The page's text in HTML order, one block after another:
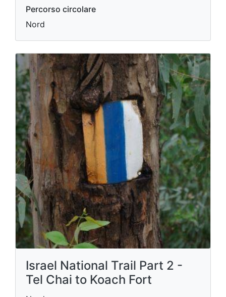
Percorso circolare
Nord
Israel National Trail Part 2 -
Tel Chai to Koach Fort